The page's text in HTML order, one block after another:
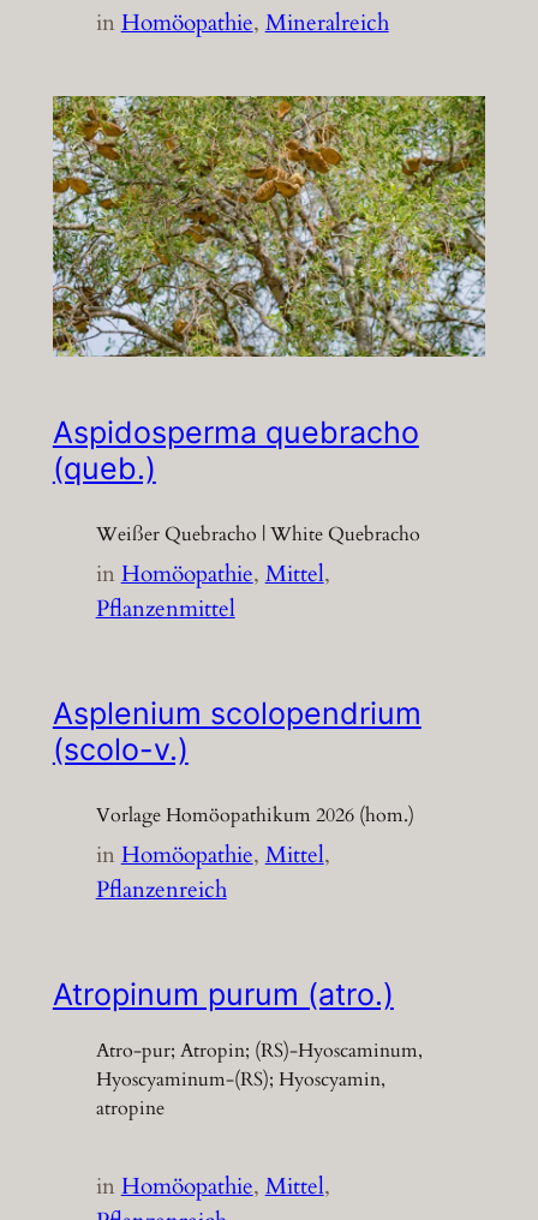
inHomöopathie, Mineralreich
Aspidosperma quebracho
(queb.)
Weißer Quebracho | White Quebracho
inHomöopathie, Mittel
Pflanzenmittel
Asplenium scolopendrium
(scolo-v.)
Vorlage Homöopathikum 2026 (hom.)
inHomöopathie, Mittel
Pflanzenreich
Atropinum purum (atro.)
Atro-pur; Atropin; (RS)-Hyoscaminum,
Hyoscyaminum-(RS); Hyoscyamin,
atropine
inHomöopathie, Mittel